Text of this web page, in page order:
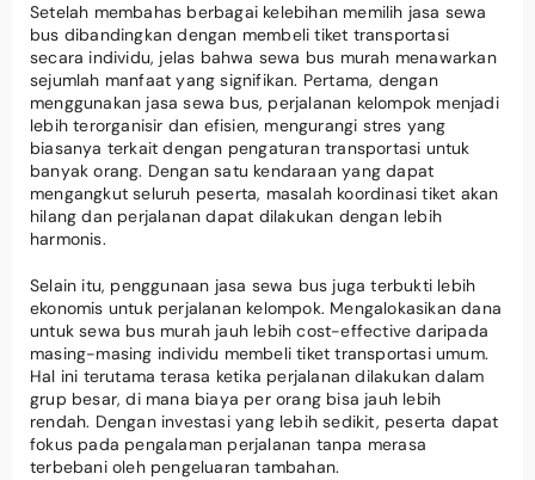
Setelah membahas berbagai kelebihan memilih jasa sewa
bus dibandingkan dengan membeli tiket transportasi
secara individu, jelas bahwa sewa bus murah menawarkan
sejumlah manfaat yang signifikan. Pertama, dengan
menggunakan jasa sewa bus, perjalanan kelompok menjadi
lebih terorganisir dan efisien, mengurangi stres yang
biasanya terkait dengan pengaturan transportasi untuk
banyak orang. Dengan satu kendaraan yang dapat
mengangkut seluruh peserta, masalah koordinasi tiket akan
hilang dan perjalanan dapat dilakukan dengan lebih
harmonis.
Selain itu, penggunaan jasa sewa bus juga terbukti lebih
ekonomis untuk perjalanan kelompok. Mengalokasikan dana
untuk sewa bus murah jauh lebih cost-effective daripada
masing-masing individu membeli tiket transportasi umum.
Hal ini terutama terasa ketika perjalanan dilakukan dalam
grup besar, di mana biaya per orang bisa jauh lebih
rendah. Dengan investasi yang lebih sedikit, peserta dapat
fokus pada pengalaman perjalanan tanpa merasa
terbebani oleh pengeluaran tambahan.